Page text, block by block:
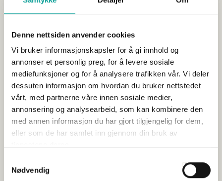
Denne nettsiden anvender cookies
Vi bruker informasjonskapsler for å gi innhold og
annonser et personlig preg, for å levere sosiale
mediefunksjoner og for å analysere trafikken vår. Vi deler
dessuten informasjon om hvordan du bruker nettstedet
vårt, med partnerne våre innen sosiale medier,
annonsering og analysearbeid, som kan kombinere den
med annen informasjon du har gjort tilgjengelig for dem,
eller som de har samlet inn gjennom din bruk av
Nødvendig
Mer mat, mindre fotavtrykk
Publisert 18.06.2024
Høringsuttalelser
Verdiskaping er en forutsetning for å nå målene om bærekraftig
utvikling nasjonalt og globalt. Les Sjømat Norges...